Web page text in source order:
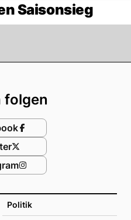
Saisonsieg
Politik
folgen